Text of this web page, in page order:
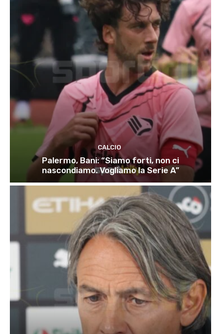
CALCIO
Palermo, Bani: “Siamo forti, non ci
nascondiamo. Vogliamo la Serie A”